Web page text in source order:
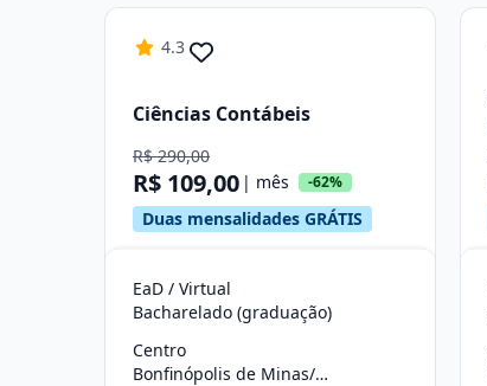
4.3
Ciências Contábeis
R$ 290,00
R$ 109,00 | mês -62%
Duas mensalidades GRÁTIS
EaD / Virtual
Bacharelado (graduação)
Centro
Bonfinópolis de Minas/MG